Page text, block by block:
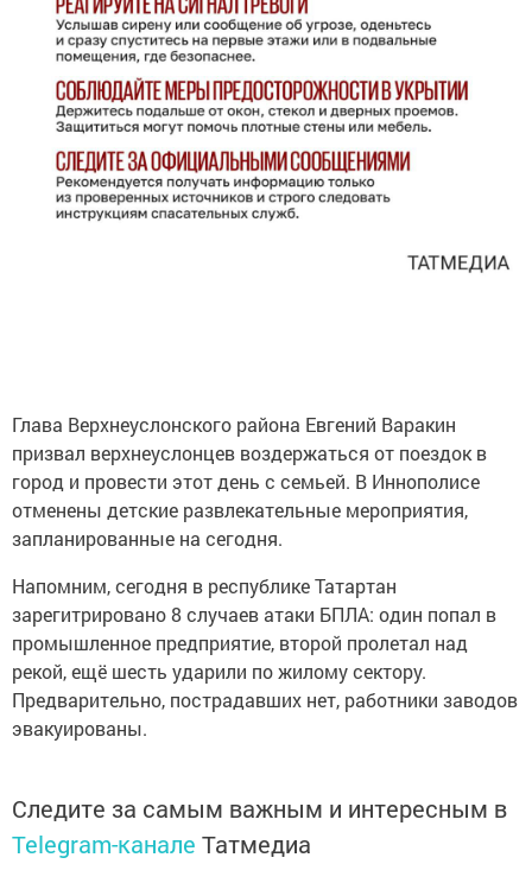
Глава Верхнеуслонского района Евгений Варакин
призвал верхнеуслонцев воздержаться от поездок в
город и провести этот день с семьей. В Иннополисе
отменены детские развлекательные мероприятия,
запланированные на сегодня.
Напомним, сегодня в республике Татартан
зарегитрировано 8 случаев атаки БПЛА: один попал в
промышленное предприятие, второй пролетал над
рекой, ещё шесть ударили по жилому сектору.
Предварительно, пострадавших нет, работники заводов
эвакуированы.
Следите за самым важным и интересным в
Telegram-канале Татмедиа